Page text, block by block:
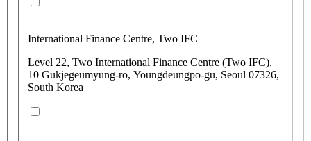
International Finance Centre, Two IFC
Level 22, Two International Finance Centre (Two IFC),
10 Gukjegeumyung-ro, Youngdeungpo-gu, Seoul 07326,
South Korea